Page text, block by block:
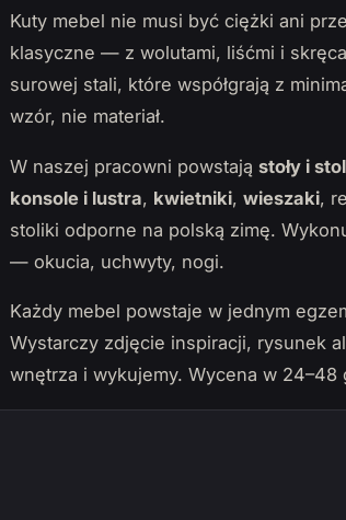
Kuty mebel nie musi być ciężki ani
klasyczne — z wolutami, liśćmi i
surowej stali, które współgrają z
wzór, nie materiał.
W naszej pracowni powstają stoły i
konsole i lustra, kwietniki, wieszaki,
stoliki odporne na polską zimę.
— okucia, uchwyty, nogi.
Każdy mebel powstaje w jednym
Wystarczy zdjęcie inspiracji, rysunek
wnętrza i wykujemy. Wycena w 24–48